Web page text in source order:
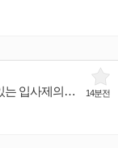
14분전
인천 남동구 에서 뷰티/화장품류 일자리를 찾고있는 입사제의희망 인재입니다.